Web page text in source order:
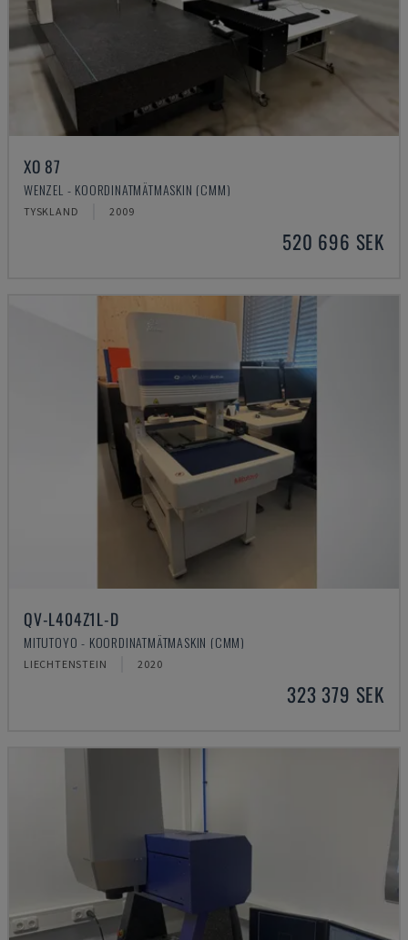
XO 87
WENZEL - KOORDINATMÄTMASKIN (CMM)
TYSKLAND 2009
520 696 SEK
QV-L404Z1L-D
MITUTOYO - KOORDINATMÄTMASKIN (CMM)
LIECHTENSTEIN 2020
323 379 SEK